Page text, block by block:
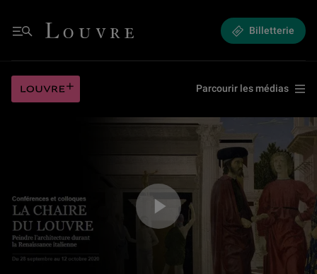
Menu
Louvre - Retour à l'accueil Billetterie
Parcourir les médias
Jouer la vidéo Les origines de l'architecture peinte (1/5)